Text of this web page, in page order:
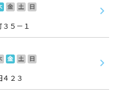
金 土
日
５－１
金 土
日
２３